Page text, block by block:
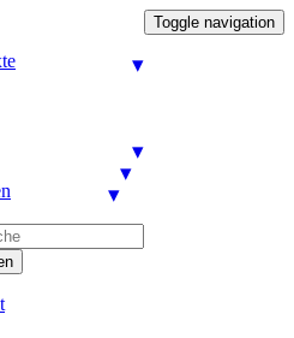
Toggle navigation